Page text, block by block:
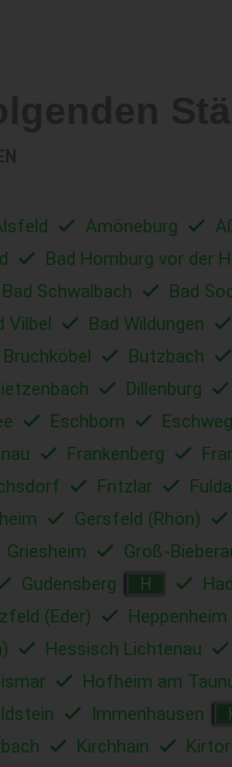
Amöneburg
Bad Homburg vor der
Bad Schwalbach Bad
Vilbel Bad Wildungen
Bruchköbel Butzbach
Dillenburg
Eschborn
Frankenberg
Fritzlar Fulda
Gersfeld (Rhön)
Griesheim Groß-
Gudensberg H
(Eder) Heppenheim
Hessisch Lichtenau
Hofheim am
Idstein Immenhausen
Kirchhain